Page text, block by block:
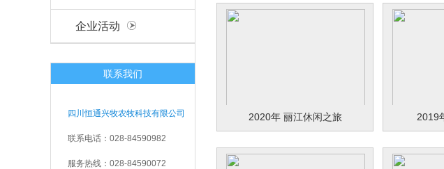
企业活动
联系我们
四川恒通兴牧农牧科技有限公司
联系电话：028-84590982
服务热线：028-84590072
2020年 丽江休闲之旅 2019